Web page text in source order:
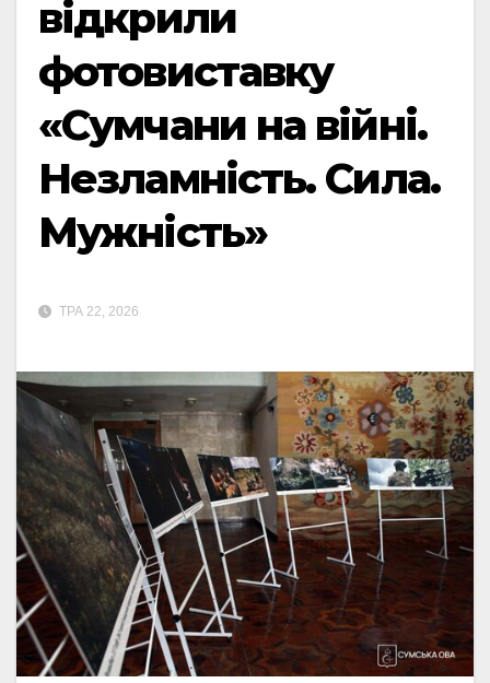
відкрили
фотовиставку
«Сумчани на війні.
Незламність. Сила.
Мужність»
ТРА 22, 2026